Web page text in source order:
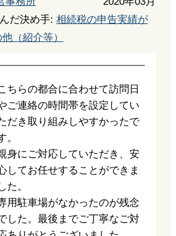
だ決め手: 相続税の申告実績が
（紹介等）
ちらの都合に合わせて訪問日
ご連絡の時間帯を設定してい
だき取り組みしやすかったで
。
身にご対応していただき、安
してお任せすることができま
た。
用駐車場がなかったのが残念
した。最後までご丁寧なご対